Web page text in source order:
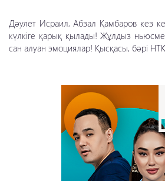
Дәулет Исраил, Абзал Қамбаров кез
күлкіге қарық қылады! Жұлдыз
сан алуан эмоциялар! Қысқасы, бәрі